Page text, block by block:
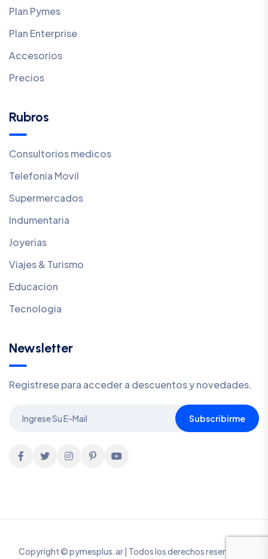
Plan Pymes
Plan Enterprise
Accesorios
Precios
Rubros
Consultorios medicos
Telefonia Movil
Supermercados
Indumentaria
Joyerias
Viajes & Turismo
Educacion
Tecnologia
Newsletter
Registrese para acceder a descuentos y novedades.
Subscribirme
Copyright © pymesplus.ar | Todos los derechos reservados